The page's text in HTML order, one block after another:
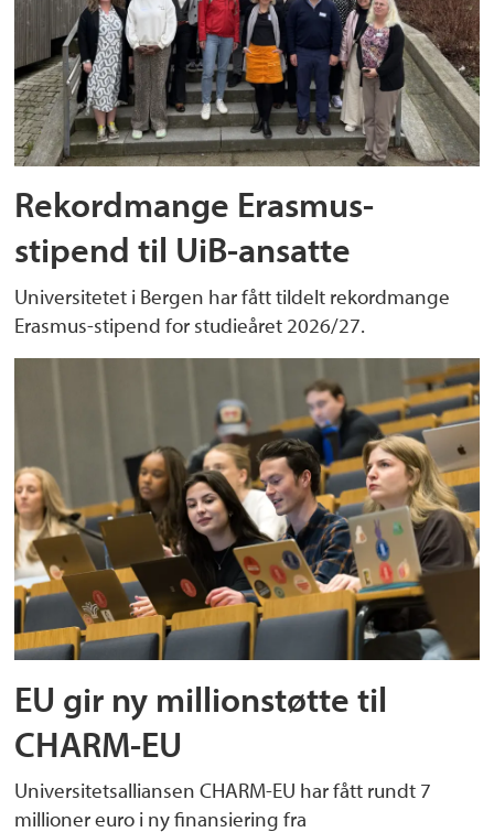
Rekordmange Erasmus-
stipend til UiB-ansatte
Universitetet i Bergen har fått tildelt rekordmange
Erasmus-stipend for studieåret 2026/27.
EU gir ny millionstøtte til
CHARM-EU
Universitetsalliansen CHARM-EU har fått rundt 7
millioner euro i ny finansiering fra